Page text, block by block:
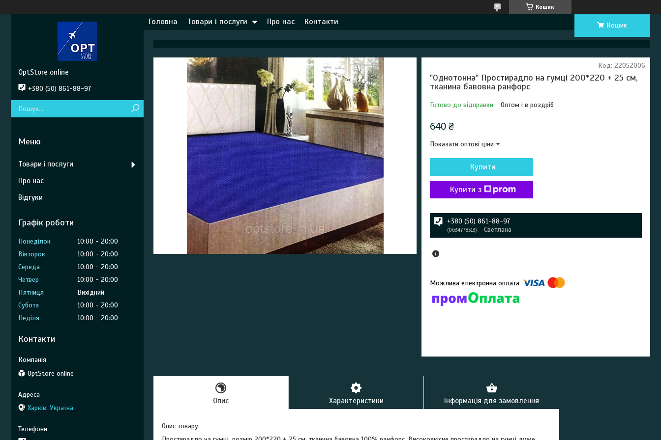
Кошик
Головна Товари і послуги Про нас Контакти Кошик
"Однотонна" Простирадло на гумці 200*220 + 25 см,
тканина бавовна ранфорс
Готово до відправки Оптом і в роздріб
Код: 22052006
640 ₴
Показати оптові ціни
Купити
Купити з
+380 (50) 861-88-97
0634778513 Светлана
Опис Характеристики Інформація для замовлення
Опис товару.
OptStore online
+380 (50) 861-88-97
Товари і послуги
Про нас
Відгуки
Графік роботи
Понеділок 10:00
20:00
Вівторок
10:00
20:00
Середа
10:00
20:00
Четвер
10:00
20:00
Пʼятниця
Вихідний
Субота
10:00
20:00
Неділя
10:00 20:00
Контакти
OptStore online
Харків, Україна